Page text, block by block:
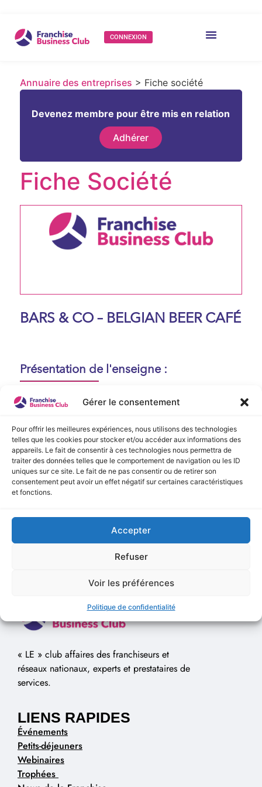
Gérer le consentement
Pour offrir les meilleures expériences, nous utilisons des technologies
telles que les cookies pour stocker et/ou accéder aux informations des
appareils. Le fait de consentir à ces technologies nous permettra de
traiter des données telles que le comportement de navigation ou les ID
uniques sur ce site. Le fait de ne pas consentir ou de retirer son
consentement peut avoir un effet négatif sur certaines caractéristiques
et fonctions.
Accepter
Refuser
Voir les préférences
Politique de confidentialité
CONNEXION
Annuaire des entreprises > Fiche société
Devenez membre pour être mis en relation
Adhérer
Fiche Société
BARS & CO – BELGIAN BEER CAFÉ
Présentation de l'enseigne :
Aucune présentation n'est disponible
actuellement !
Vidéo de Présentation
Aucune vidéo disponible.
« LE » club affaires des franchiseurs et
réseaux nationaux, experts et prestataires de
services.
LIENS RAPIDES
Événements
Petits-déjeuners
Webinaires
Trophées